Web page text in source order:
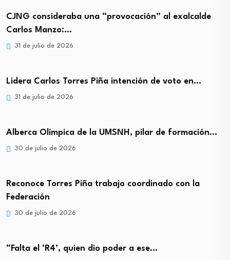
CJNG consideraba una “provocación” al exalcalde
Carlos Manzo:…
31 de julio de 2026
Lidera Carlos Torres Piña intención de voto en…
31 de julio de 2026
Alberca Olímpica de la UMSNH, pilar de formación…
30 de julio de 2026
Reconoce Torres Piña trabajo coordinado con la
Federación
30 de julio de 2026
“Falta el ‘R4’, quien dio poder a ese…